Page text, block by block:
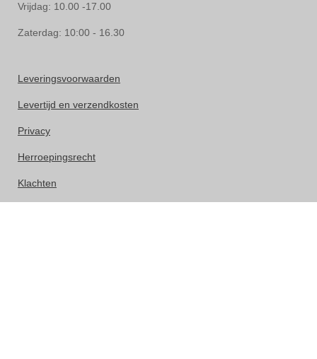
Vrijdag: 10.00 -17.00
Zaterdag: 10:00 - 16.30
Leveringsvoorwaarden
Levertijd en verzendkosten
Privacy
Herroepingsrecht
Klachten